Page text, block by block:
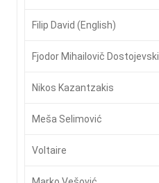
Filip David (English)
Fjodor Mihailovič Dostojevski
Nikos Kazantzakis
Meša Selimović
Voltaire